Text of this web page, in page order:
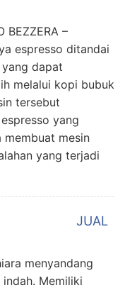
BEZZERA –
espresso ditandai
dapat
melalui kopi bubuk
tersebut
yang
membuat mesin
yang terjadi
JUAL
menyandang
Memiliki